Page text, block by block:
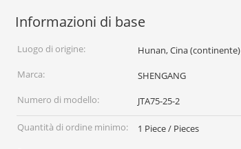
Informazioni di base
Luogo di origine:
Hunan, Cina (continente)
Marca:
SHENGANG
Numero di modello:
JTA75-25-2
Quantità di ordine minimo:
1 Piece / Pieces